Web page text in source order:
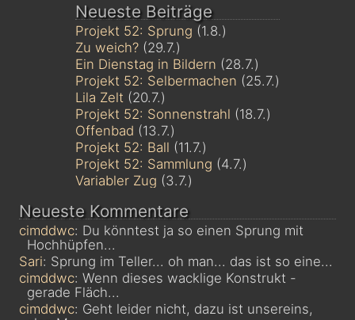
Neueste Beiträge
Projekt 52: Sprung (1.8.)
Zu weich? (29.7.)
Ein Dienstag in Bildern (28.7.)
Projekt 52: Selbermachen (25.7.)
Lila Zelt (20.7.)
Projekt 52: Sonnenstrahl (18.7.)
Offenbad (13.7.)
Projekt 52: Ball (11.7.)
Projekt 52: Sammlung (4.7.)
Variabler Zug (3.7.)
Neueste Kommentare
cimddwc: Du könntest ja so einen Sprung mit
Hochhüpfen...
Sari: Sprung im Teller... oh man... das ist so eine...
cimddwc: Wenn dieses wacklige Konstrukt -
gerade Fläch...
cimddwc: Geht leider nicht, dazu ist unsereins,